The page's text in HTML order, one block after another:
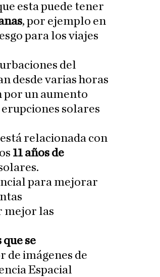
esta puede tener
, por ejemplo en
para los viajes
del
desde varias horas
por un aumento
solares
relacionada con
11 años de
para mejorar
mejor las
se
de imágenes de
Espacial